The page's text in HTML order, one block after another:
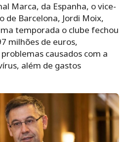
Marca, da Espanha, o vice-
de Barcelona, ​​Jordi Moix,
temporada o clube fechou
milhões de euros,
causados com a
além de gastos